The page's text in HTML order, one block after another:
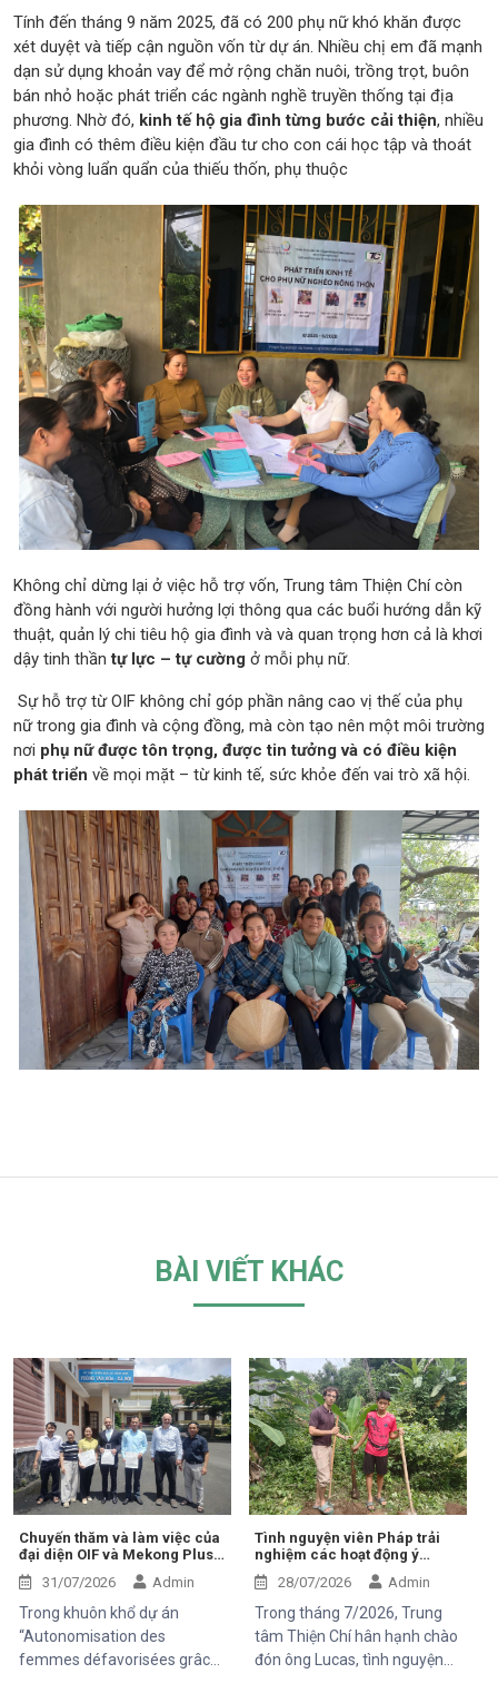
Tính đến tháng 9 năm 2025, đã có 200 phụ nữ khó khăn được
xét duyệt và tiếp cận nguồn vốn từ dự án. Nhiều chị em đã mạnh
dạn sử dụng khoản vay để mở rộng chăn nuôi, trồng trọt, buôn
bán nhỏ hoặc phát triển các ngành nghề truyền thống tại địa
phương. Nhờ đó, kinh tế hộ gia đình từng bước cải thiện, nhiều
gia đình có thêm điều kiện đầu tư cho con cái học tập và thoát
khỏi vòng luẩn quẩn của thiếu thốn, phụ thuộc
Không chỉ dừng lại ở việc hỗ trợ vốn, Trung tâm Thiện Chí còn
đồng hành với người hưởng lợi thông qua các buổi hướng dẫn kỹ
thuật, quản lý chi tiêu hộ gia đình và và quan trọng hơn cả là khơi
dậy tinh thầntự lực – tự cường ở mỗi phụ nữ.
Sự hỗ trợ từ OIF không chỉ góp phần nâng cao vị thế của phụ
nữ trong gia đình và cộng đồng, mà còn tạo nên một môi trường
nơi phụ nữ được tôn trọng, được tin tưởng và có điều kiện
phát triển về mọi mặt – từ kinh tế, sức khỏe đến vai trò xã hội.
BÀI VIẾT KHÁC
Chuyến thăm và làm việc của
đại diện OIF và Mekong Plus
tại cộng đồng dự án
31/07/2026 Admin
Trong khuôn khổ dự án
“Autonomisation des
femmes défavorisées grâce
Tình nguyện viên Pháp trải
nghiệm các hoạt động ý
nghĩa tại Trung tâm Thiện Chí
28/07/2026 Admin
Trong tháng 7/2026, Trung
tâm Thiện Chí hân hạnh chào
đón ông Lucas, tình nguyện